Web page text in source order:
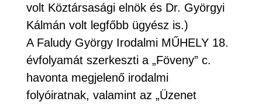
volt Köztársasági elnök és Dr. Györgyi
Kálmán volt legfőbb ügyész is.)
A Faludy György Irodalmi MŰHELY 18.
évfolyamát szerkeszti a „Föveny” c.
havonta megjelenő irodalmi
folyóiratnak, valamint az „Üzenet